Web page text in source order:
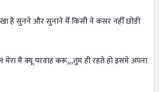
है सुनने और सुनाने मेँ किसी ने कसर नहीँ छोङी
मेरा मै क्यू परवाह करू,,,तुम ही रहते हो इसमे अपना